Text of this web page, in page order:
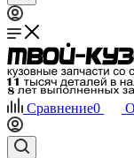
Сравнение0